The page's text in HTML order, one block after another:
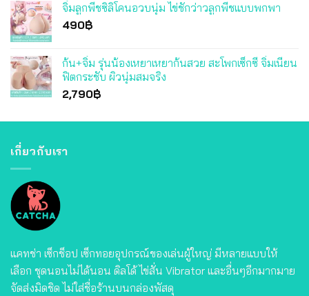
was:
is:
จิ๋มลูกพีชซิลิโคนอวบนุ่ม ไข่ชักว่าวลูกพีชแบบพกพา
490฿
ก้น+จิ๋ม รุ่นน้องเหยาเหยาก้นสวย สะโพกเซ็กซี่ จิ๋มเนียน
ฟิตกระชับ ผิวนุ่มสมจริง
2,790฿
เกี่ยวกับเรา
แคทช่า เซ็กช็อป เซ็กทอยอุปกรณ์ของเล่นผู้ใหญ่ มีหลายแบบให้
เลือก ชุดนอนไม่ได้นอน ดิลโด้ ไข่สั่น Vibrator และอื่นๆอีกมากมาย
จัดส่งมิดชิด ไม่ใส่ชื่อร้านบนกล่องพัสดุ